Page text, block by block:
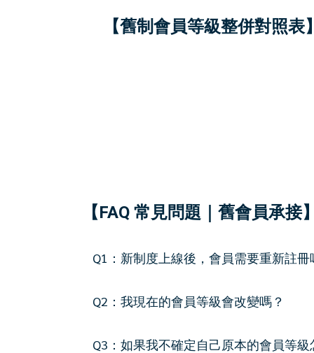
【舊制會員等級整併對照表】
【FAQ 常見問題｜舊會員承接】
Q1：新制度上線後，會員需要重新註冊
Q2：我現在的會員等級會改變嗎？
Q3：如果我不確定自己原本的會員等級